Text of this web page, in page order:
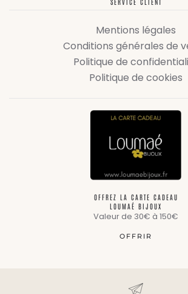
Mentions légales
Conditions générales de
Politique de
Politique de cookies
OFFREZ LA CARTE CADEAU
LOUMAÉ BIJOUX
Valeur de 30€ à 150€
OFFRIR